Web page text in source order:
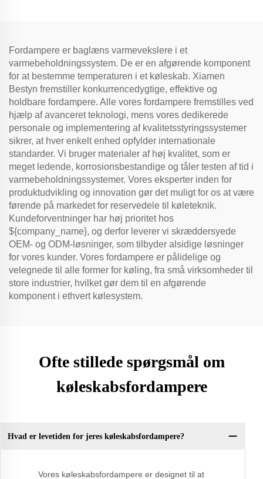
Fordampere er baglæns varmevekslere i et
varmebeholdningssystem. De er en afgørende komponent
for at bestemme temperaturen i et køleskab. Xiamen
Bestyn fremstiller konkurrencedygtige, effektive og
holdbare fordampere. Alle vores fordampere fremstilles ved
hjælp af avanceret teknologi, mens vores dedikerede
personale og implementering af kvalitetsstyringssystemer
sikrer, at hver enkelt enhed opfylder internationale
standarder. Vi bruger materialer af høj kvalitet, som er
meget ledende, korrosionsbestandige og tåler testen af tid i
varmebeholdningssystemer. Vores eksperter inden for
produktudvikling og innovation gør det muligt for os at være
førende på markedet for reservedele til køleteknik.
Kundeforventninger har høj prioritet hos
${company_name}, og derfor leverer vi skræddersyede
OEM- og ODM-løsninger, som tilbyder alsidige løsninger
for vores kunder. Vores fordampere er pålidelige og
velegnede til alle former for køling, fra små virksomheder til
store industrier, hvilket gør dem til en afgørende
komponent i ethvert kølesystem.
Ofte stillede spørgsmål om
køleskabsfordampere
Hvad er levetiden for jeres køleskabsfordampere?
Vores køleskabsfordampere er designet til at